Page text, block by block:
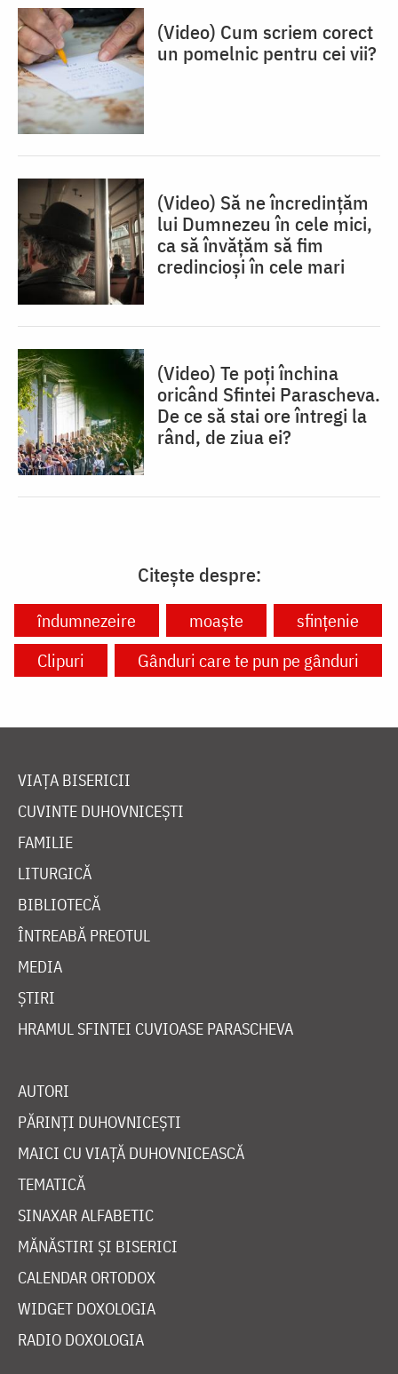
(Video) Cum scriem corect
un pomelnic pentru cei vii?
(Video) Să ne încredințăm
lui Dumnezeu în cele mici,
ca să învățăm să fim
credincioși în cele mari
(Video) Te poți închina
oricând Sfintei Parascheva.
De ce să stai ore întregi la
rând, de ziua ei?
Citește despre:
îndumnezeire moaște
sfințenie
Clipuri
Gânduri care te pun pe gânduri
VIAȚA BISERICII
CUVINTE DUHOVNICEȘTI
FAMILIE
LITURGICĂ
BIBLIOTECĂ
ÎNTREABĂ PREOTUL
MEDIA
ȘTIRI
HRAMUL SFINTEI CUVIOASE PARASCHEVA
AUTORI
PĂRINȚI DUHOVNICEȘTI
MAICI CU VIAȚĂ DUHOVNICEASCĂ
TEMATICĂ
SINAXAR ALFABETIC
MĂNĂSTIRI ȘI BISERICI
CALENDAR ORTODOX
WIDGET DOXOLOGIA
RADIO DOXOLOGIA